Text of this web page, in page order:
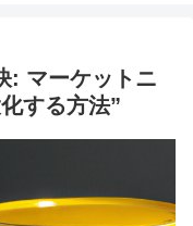
: マーケットニ
する方法”